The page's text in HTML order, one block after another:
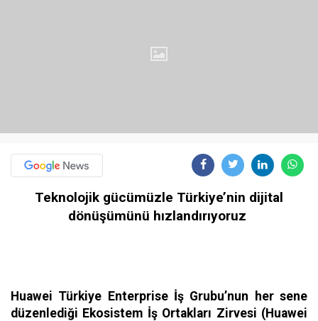
Teknolojik gücümüzle Türkiye’nin dijital
dönüşümünü hızlandırıyoruz
Huawei Türkiye Enterprise İş Grubu’nun her sene
düzenlediği Ekosistem İş Ortakları Zirvesi (Huawei